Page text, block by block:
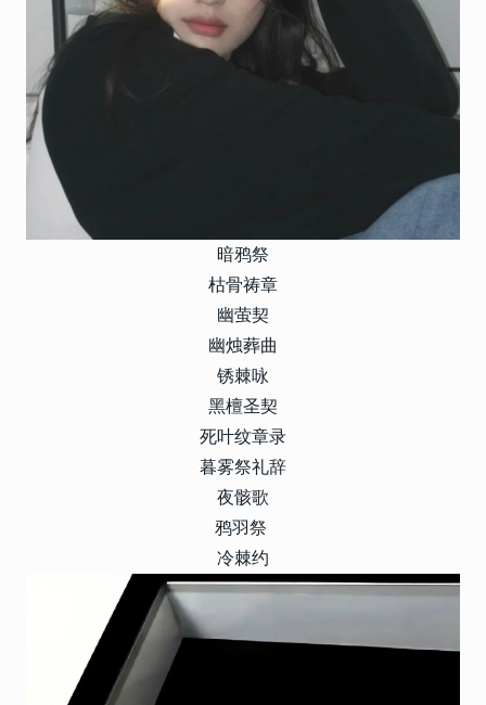
暗鸦祭
枯骨祷章
幽萤契
幽烛葬曲
锈棘咏
黑檀圣契
死叶纹章录
暮雾祭礼辞
夜骸歌
鸦羽祭
冷棘约